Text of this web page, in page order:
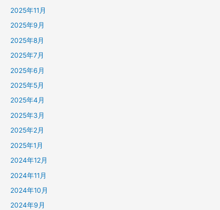
2025年11月
2025年9月
2025年8月
2025年7月
2025年6月
2025年5月
2025年4月
2025年3月
2025年2月
2025年1月
2024年12月
2024年11月
2024年10月
2024年9月